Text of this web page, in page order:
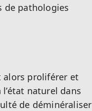
de pathologies
alors proliférer et
naturel dans
de déminéraliser